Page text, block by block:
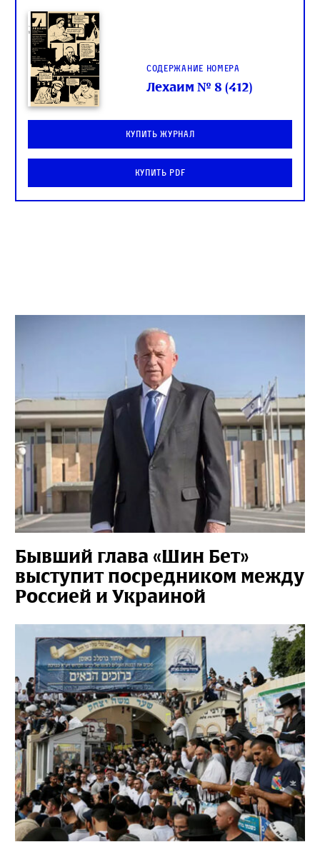
Содержание номера
Лехаим № 8 (412)
Купить журнал
Купить PDF
Бывший глава «Шин Бет»
выступит посредником между
Россией и Украиной